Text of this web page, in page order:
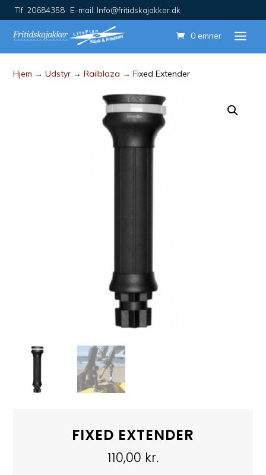
Tlf. 20684358 E-mail. Info@fritidskajakker.dk
0 emner
Hjem →Udstyr →Railblaza → Fixed Extender
FIXED EXTENDER
110,00 kr.